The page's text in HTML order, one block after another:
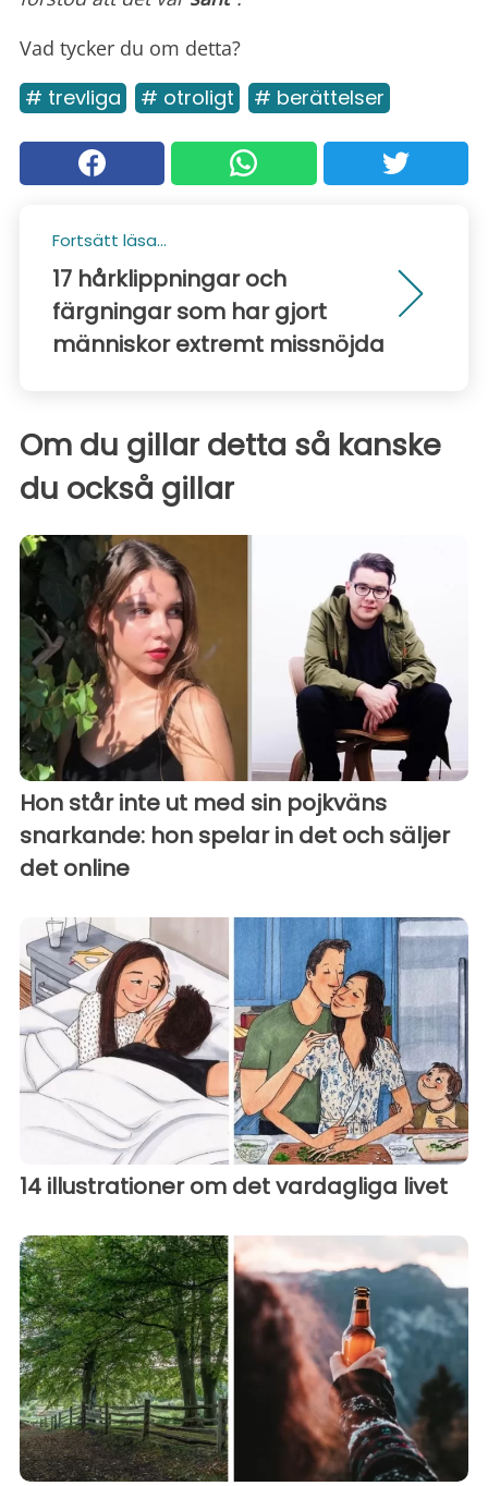
Vad tycker du om detta?
# trevliga # otroligt # berättelser
Fortsätt läsa...
17 hårklippningar och
färgningar som har gjort
människor extremt missnöjda
Om du gillar detta så kanske
du också gillar
Hon står inte ut med sin pojkväns
snarkande: hon spelar in det och säljer
det online
14 illustrationer om det vardagliga livet